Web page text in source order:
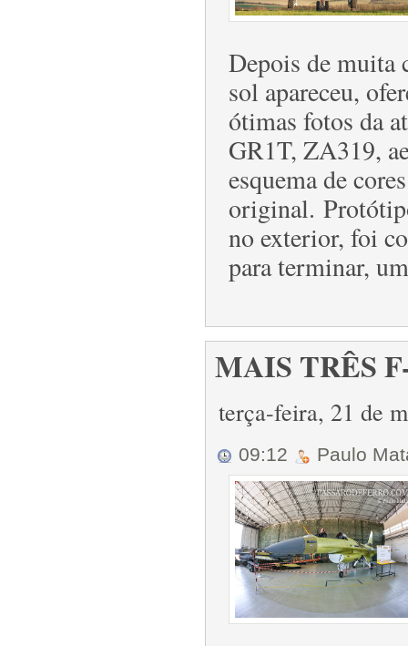
Depois de muita
sol apareceu,
ótimas fotos da
GR1T, ZA319,
esquema de
original.
no exterior, foi
para terminar,
MAIS TRÊS
terça-feira, 21 de
09:12 Paulo